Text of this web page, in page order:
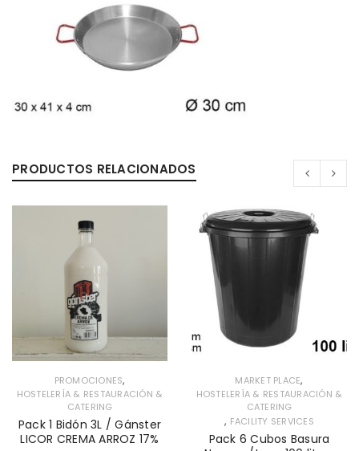
PRODUCTOS RELACIONADOS
PROMOCIONES,
HOSTELERÍA & RESTAURACIÓN &
CATERING
Pack 1 Bidón 3L / Gánster
LICOR CREMA ARROZ 17%
MARKET PLACE,
HOSTELERÍA & RESTAURACIÓN &
CATERING
, FACILITY SERVICES
Pack 6 Cubos Basura